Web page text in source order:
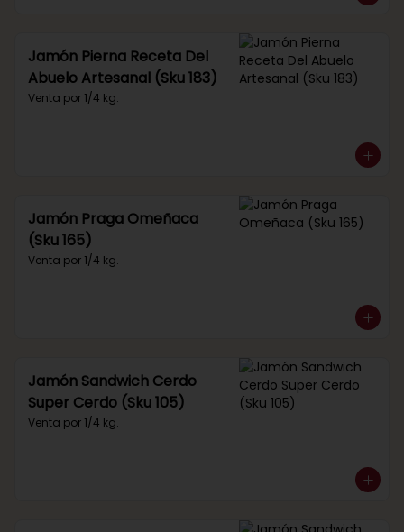
Jamón Pierna Receta Del
Abuelo Artesanal (Sku 183)
Venta por 1/4 kg.
Jamón Praga Omeñaca
(Sku 165)
Venta por 1/4 kg.
Jamón Sandwich Cerdo
Super Cerdo (Sku 105)
Venta por 1/4 kg.